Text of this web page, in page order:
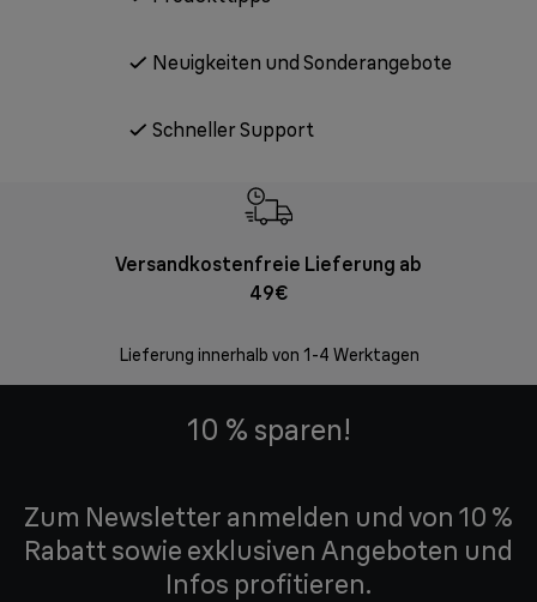
Neuigkeiten und Sonderangebote
Schneller Support
Versandkostenfreie Lieferung ab
49€
Lieferung innerhalb von 1-4 Werktagen
10 % sparen!
Zum Newsletter anmelden und von 10 %
Rabatt sowie exklusiven Angeboten und
Infos profitieren.